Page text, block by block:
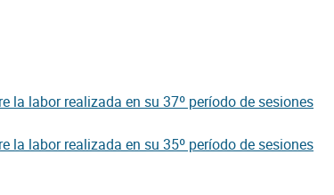
la labor realizada en su 37º período de sesiones
la labor realizada en su 35º período de sesiones